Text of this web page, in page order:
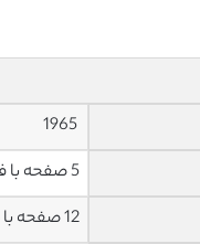
5 صفحه با فرمت pdf
12 صفحه با فرمت ورد